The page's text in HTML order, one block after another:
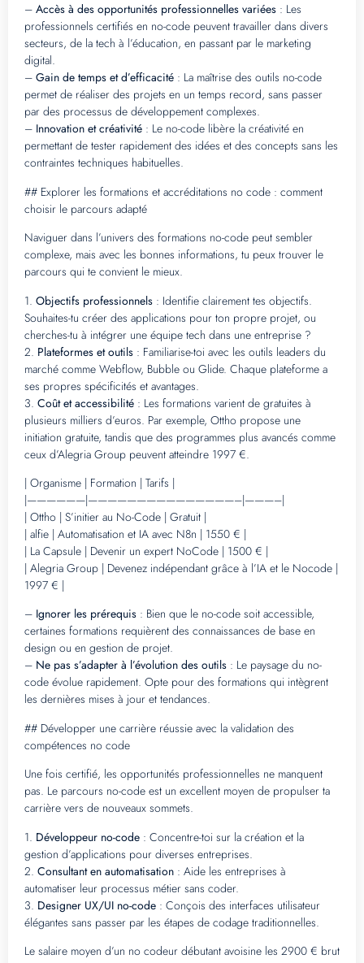
– Accès à des opportunités professionnelles variées : Les
professionnels certifiés en no-code peuvent travailler dans divers
secteurs, de la tech à l’éducation, en passant par le marketing
digital.
– Gain de temps et d’efficacité : La maîtrise des outils no-code
permet de réaliser des projets en un temps record, sans passer
par des processus de développement complexes.
– Innovation et créativité : Le no-code libère la créativité en
permettant de tester rapidement des idées et des concepts sans les
contraintes techniques habituelles.
## Explorer les formations et accréditations no code : comment
choisir le parcours adapté
Naviguer dans l’univers des formations no-code peut sembler
complexe, mais avec les bonnes informations, tu peux trouver le
parcours qui te convient le mieux.
1. Objectifs professionnels : Identifie clairement tes objectifs.
Souhaites-tu créer des applications pour ton propre projet, ou
cherches-tu à intégrer une équipe tech dans une entreprise ?
2. Plateformes et outils : Familiarise-toi avec les outils leaders du
marché comme Webflow, Bubble ou Glide. Chaque plateforme a
ses propres spécificités et avantages.
3. Coût et accessibilité : Les formations varient de gratuites à
plusieurs milliers d’euros. Par exemple, Ottho propose une
initiation gratuite, tandis que des programmes plus avancés comme
ceux d’Alegria Group peuvent atteindre 1997 €.
| Organisme | Formation | Tarifs |
|——————|———————————————–|———–|
| Ottho | S’initier au No-Code | Gratuit |
| alfie | Automatisation et IA avec N8n | 1550 € |
| La Capsule | Devenir un expert NoCode | 1500 € |
| Alegria Group | Devenez indépendant grâce à l’IA et le Nocode |
1997 € |
– Ignorer les prérequis : Bien que le no-code soit accessible,
certaines formations requièrent des connaissances de base en
design ou en gestion de projet.
– Ne pas s’adapter à l’évolution des outils : Le paysage du no-
code évolue rapidement. Opte pour des formations qui intègrent
les dernières mises à jour et tendances.
## Développer une carrière réussie avec la validation des
compétences no code
Une fois certifié, les opportunités professionnelles ne manquent
pas. Le parcours no-code est un excellent moyen de propulser ta
carrière vers de nouveaux sommets.
1. Développeur no-code : Concentre-toi sur la création et la
gestion d’applications pour diverses entreprises.
2. Consultant en automatisation : Aide les entreprises à
automatiser leur processus métier sans coder.
3. Designer UX/UI no-code : Conçois des interfaces utilisateur
élégantes sans passer par les étapes de codage traditionnelles.
Le salaire moyen d’un no codeur débutant avoisine les 2900 € brut